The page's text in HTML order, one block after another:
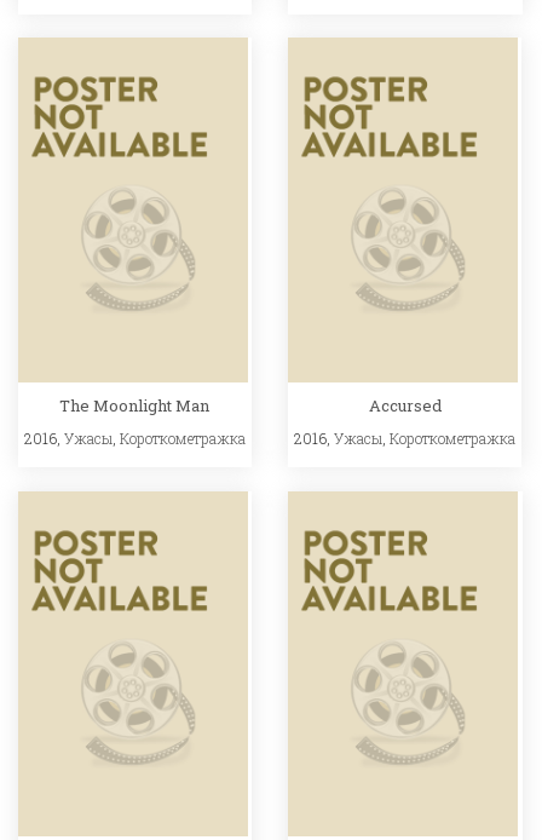
The Moonlight Man
2016, Ужасы, Короткометражка
Accursed
2016,Ужасы,Короткометражка